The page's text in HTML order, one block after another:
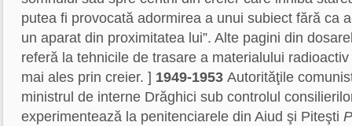
putea fi provocată adormirea a unui subiect fără ca
un aparat din proximitatea lui”. Alte pagini din
referă la tehnicile de trasare a materialului
mai ales prin creier. ] 1949-1953 Autorităţile
ministrul de interne Drăghici sub controlul
experimentează la penitenciarele din Aiud şi Piteşti